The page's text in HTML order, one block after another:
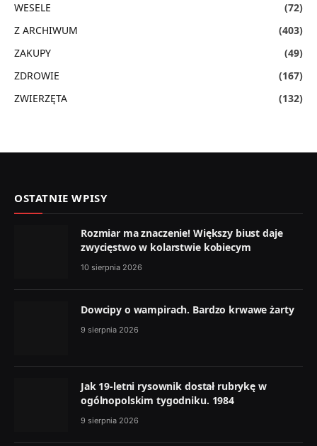
WESELE
(72)
Z ARCHIWUM
(403)
ZAKUPY
(49)
ZDROWIE
(167)
ZWIERZĘTA
(132)
OSTATNIE WPISY
Rozmiar ma znaczenie! Większy biust daje
zwycięstwo w kolarstwie kobiecym
10 sierpnia 2026
Dowcipy o wampirach. Bardzo krwawe żarty
9 sierpnia 2026
Jak 19-letni rysownik dostał rubrykę w
ogólnopolskim tygodniku. 1984
9 sierpnia 2026